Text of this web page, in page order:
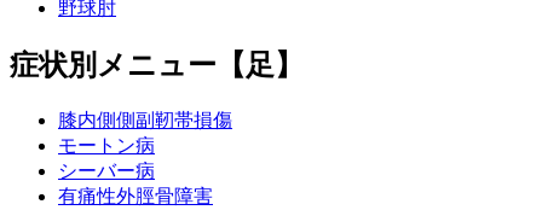
野球肘
症状別メニュー【足】
膝内側側副靭帯損傷
モートン病
シーバー病
有痛性外脛骨障害